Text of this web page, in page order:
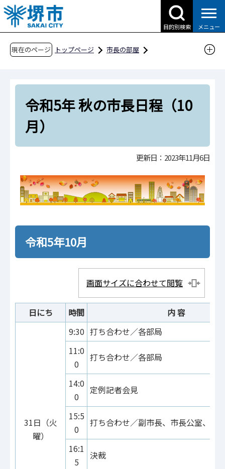
こ
の
ペ
目的別検索 メニュー
現在のページ トップページ
市長の部屋
令和5年 秋の市長日程（10月）
令和5年 秋の市長日程（10
月）
更新日：2023年11月6日
令和5年10月
画面サイズに合わせて閲覧
日にち 時間 内 容
31日（火
曜）
9:30 打ち合わせ／各部局
11:0
0
打ち合わせ／各部局
14:0
0
定例記者会見
15:5
0
打ち合わせ／副市長、市長公室、総
16:1
5
決裁